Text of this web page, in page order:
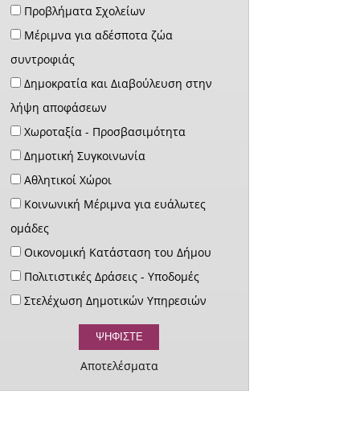
Προβλήματα Σχολείων
Μέριμνα για αδέσποτα ζώα
συντροφιάς
Δημοκρατία και Διαβούλευση στην
λήψη αποφάσεων
Χωροταξία - Προσβασιμότητα
Δημοτική Συγκοινωνία
Αθλητικοί Χώροι
Κοινωνική Μέριμνα για ευάλωτες
ομάδες
Οικονομική Κατάσταση του Δήμου
Πολιτιστικές Δράσεις - Υποδομές
Στελέχωση Δημοτικών Υπηρεσιών
Αποτελέσματα